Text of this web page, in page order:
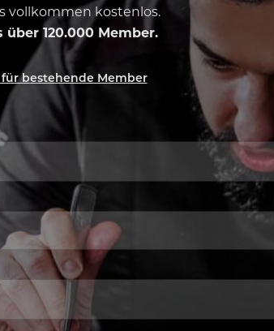
vollkommen kostenlos.
über 120.000 Member.
bestehende Member